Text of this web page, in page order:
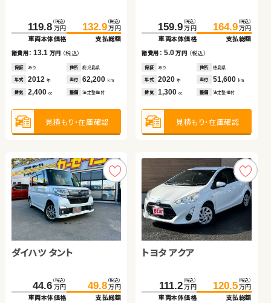
119.8 （税込）
万円
車両本体価格
132.9 （税込）
万円
支払総額
諸費用：13.1 万円 （税込）
保証 あり 住所 鹿児島県
年式 2012 年 走行 62,200 km
排気 2,400 cc 整備 法定整備付
見積もり・在庫確認
159.9 （税込）
万円
車両本体価格
164.9 （税込）
万円
支払総額
諸費用： 5.0万円 （税込）
保証 あり 住所 徳島県
年式 2020年 走行 51,600 km
排気 1,300cc 整備 法定整備付
見積もり・在庫確認
ダイハツ タント
44.6 （税込）
万円
車両本体価格
49.8 （税込）
万円
支払総額
トヨタ アクア
111.2 （税込）
万円
車両本体価格
120.5 （税込）
万円
支払総額
70.9 （税込）
万円
車両本体価格
79.8 （税込）
万円
支払総額
諸費用：8.9万円（税込）
保証 あり 住所 宮城県
年式 2014 年 走行 76,900 km
排気 660cc 整備 法定整備付
見積もり・在庫確認
230.0 （税込）
万円
車両本体価格
239.0 （税込）
万円
支払総額
諸費用： 9.0万円 （税込）
保証 あり 住所 岡山県
年式 2020年 走行 57,600 km
排気 2,000cc 整備 法定整備付
見積もり・在庫確認
ダイハツ タント
90.1 （税込）
万円
車両本体価格
97.5 （税込）
万円
支払総額
ホンダ フリード ハイブリ
232.7 （税込）
万円
車両本体価格
243.7 （税込）
万円
支払総額
91.6 （税込）
万円
車両本体価格
104.1 （税込）
万円
支払総額
諸費用：12.5 万円 （税込）
保証 なし 住所 埼玉県
年式 2015 年 走行 21,200 km
排気 1,490 cc 整備 なし
見積もり・在庫確認
181.4 （税込）
万円
車両本体価格
193.4 （税込）
万円
支払総額
諸費用： 12.0万円（税込）
保証 あり 住所 埼玉県
年式 2018年 走行 56,600 km
排気 2,000cc 整備 法定整備付
見積もり・在庫確認
スズキ ワゴンＲ スマイル
146.5 （税込）
万円
車両本体価格
154.4 （税込）
万円
支払総額
日産 エクストレイル
160.3 （税込）
万円
車両本体価格
175.8 （税込）
万円
支払総額